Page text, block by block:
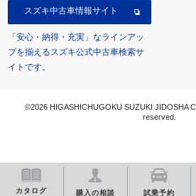
カタログ 購入の相談 試乗予約
スズキ中古車情報サイト
「安心・納得・充実」なラインアッ
プを揃えるスズキ公式中古車検索サ
イトです。
©2026 HIGASHICHUGOKU SUZUKI JIDOSHA
reserved.